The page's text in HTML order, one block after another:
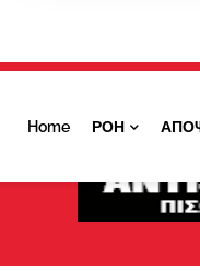
Home ΡΟΗ